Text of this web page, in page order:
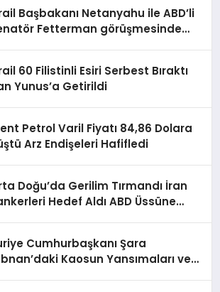
Başbakanı Netanyahu ile ABD’li
Fetterman görüşmesinde
60 Filistinli Esiri Serbest Bıraktı
Yunus’a Getirildi
Petrol Varil Fiyatı 84,86 Dolara
Arz Endişeleri Hafifledi
Doğu’da Gerilim Tırmandı İran
Hedef Aldı ABD Üssüne
Cumhurbaşkanı Şara
Kaosun Yansımaları ve